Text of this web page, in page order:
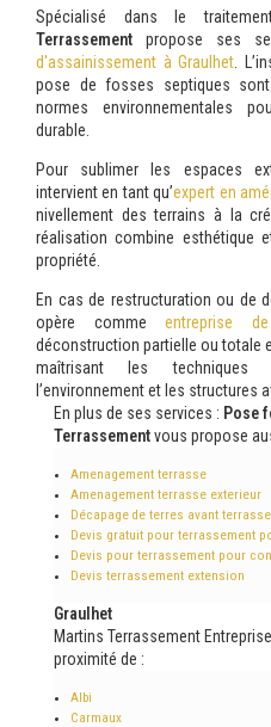
Spécialisé dans le
Terrassement propose ses
d'assainissement à Graulhet .
pose de fosses septiques
normes environnementales
durable.
Pour sublimer les espaces
intervient en tant qu’expert en
nivellement des terrains à la
réalisation combine esthétique
propriété.
En cas de restructuration ou de
opère commeentreprise
déconstruction partielle ou totale
maîtrisant les techniques
l’environnement et les structures
En plus de ses services : Pose
Terrassementvous propose
Amenagement terrasse
Amenagement terrasse exterieur
Décapage de terres avant
Devis gratuit pour terrassement
Devis pour terrassement pour
Devis terrassement extension
Graulhet
Martins Terrassement
proximité de :
Albi
Carmaux